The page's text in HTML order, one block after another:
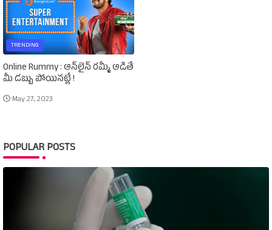
TRENDING
Online Rummy : ఆన్‌లైన్‌ రమ్మీ ఆడితే
మీ డబ్బు పోయినట్లే !
May 27, 2023
POPULAR POSTS